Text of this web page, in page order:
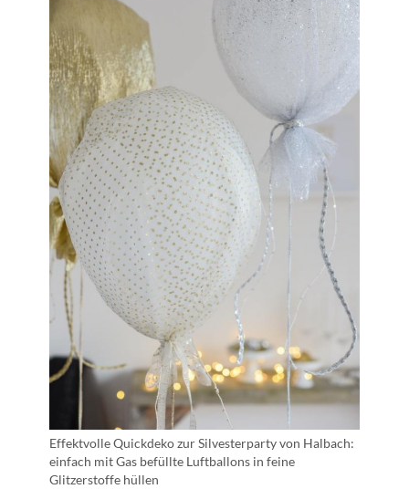
Effektvolle Quickdeko zur Silvesterparty von Halbach:
einfach mit Gas befüllte Luftballons in feine
Glitzerstoffe hüllen